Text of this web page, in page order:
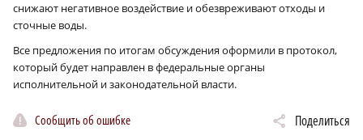
снижают негативное воздействие и обезвреживают отходы и
сточные воды.
Все предложения по итогам обсуждения оформили в протокол,
который будет направлен в федеральные органы
исполнительной и законодательной власти.
Сообщить об ошибке Поделиться